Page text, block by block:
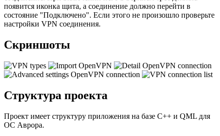
появится иконка щита, а соединение должно перейти в
состояние "Подключено". Если этого не произошло проверьте
настройки VPN соединения.
Скриншоты
Структура проекта
Проект имеет структуру приложения на базе C++ и QML для
ОС Аврора.